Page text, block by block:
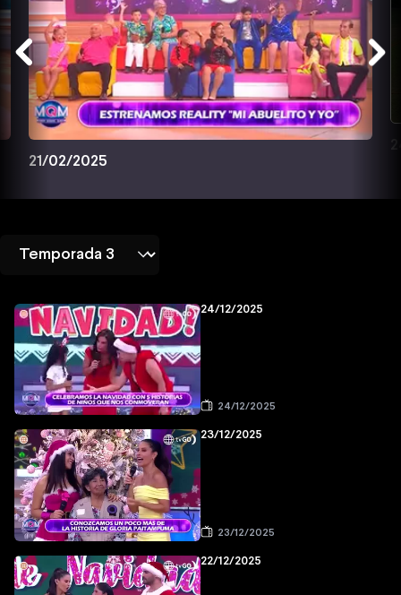
21/02/2025
24/12/2025
24/12/2025
23/12/2025
23/12/2025
22/12/2025